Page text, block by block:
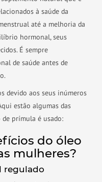
à saúde da
até a melhoria da
hormonal, seus
É sempre
de saúde antes de
devido aos seus inúmeros
estão algumas das
prímula é usado:
do óleo
mulheres?
regulado